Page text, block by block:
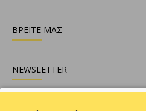
ΒΡΕΙΤΕ ΜΑΣ
NEWSLETTER
Θες να είσαι ενήμερος για όλες